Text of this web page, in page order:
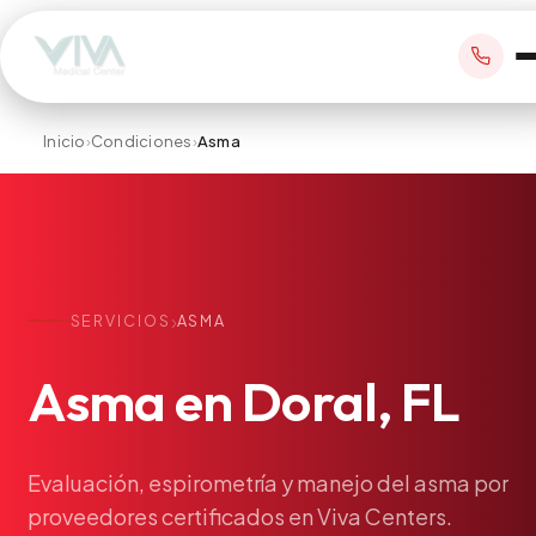
Atención el Mismo Día
Psiquiatría
Telemedicina
Lun–Vie 8:30AM–4:30PM · Sáb con cita
Inicio›Condiciones›Asma
SERVICIOS ›ASMA
Asmaen Doral, FL
Evaluación, espirometría ymanejodel asma por
proveedorescertificados enViva Centers.